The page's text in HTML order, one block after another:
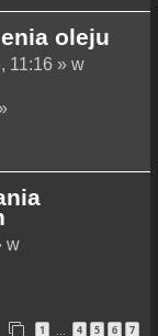
oleju
11:16 » w
»
w
1 … 4 5 6 7